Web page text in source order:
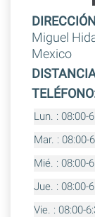
Miguel
Mexico
Lun. : 08:00-
Mar. : 08:00-
Mié. : 08:00-
Jue. : 08:00-
Vie. : 08:00-